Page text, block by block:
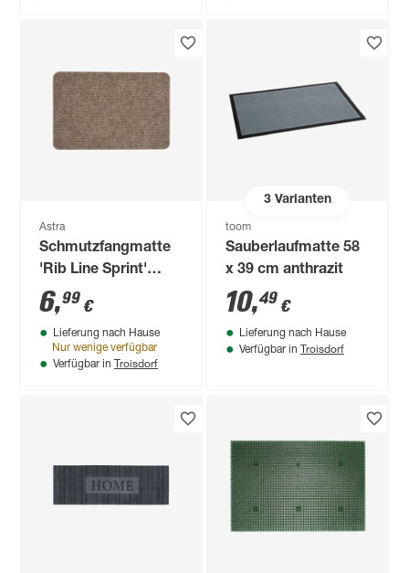
Astra
Schmutzfangmatte
'Rib Line Sprint'
beige 40 x 60 cm
6,99 €
Lieferung nach Hause
Nur wenige verfügbar
Verfügbar in Troisdorf
3Varianten
toom
Sauberlaufmatte 58
x 39 cm anthrazit
10,49 €
Lieferung nach Hause
Verfügbar in Troisdorf